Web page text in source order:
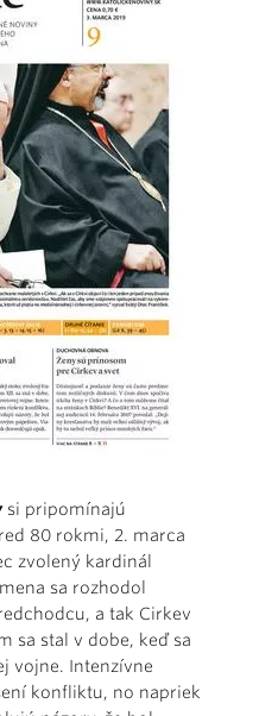
si pripomínajú
80 rokmi, 2. marca
zvolený kardinál
sa rozhodol
a tak Cirkev
sa stal v dobe, keď sa
vojne. Intenzívne
konfliktu, no napriek